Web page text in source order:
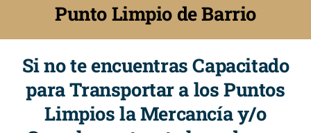
Punto Limpio de Barrio
Si no te encuentras Capacitado
para Transportar a los Puntos
Limpios la Mercancía y/o